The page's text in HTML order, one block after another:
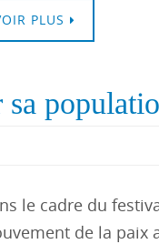
PLUS
sa
le cadre du
de la paix